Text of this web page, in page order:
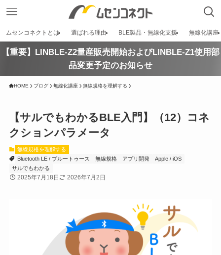
ムセンコネクトとは 選ばれる理由 BLE製品・無線化支援 無線化講座
【重要】LINBLE-Z2量産販売開始およびLINBLE-Z1使用部
品変更予定のお知らせ
HOME ブログ 無線化講座 無線規格を理解する
【サルでもわかるBLE入門】（12）コネ
クションパラメータ
無線規格を理解する
Bluetooth LE / ブルートゥース
無線規格 アプリ開発
Apple / iOS
サルでもわかる
2025年7月18日 2026年7月2日